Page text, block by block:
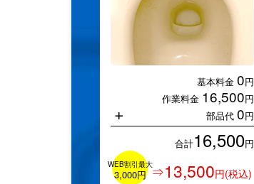
基本料金 0円
作業料金 16,500円
部品代 0円
+
合計16,500円
WEB割引最大
3,000円 ⇒13,500円(税込)